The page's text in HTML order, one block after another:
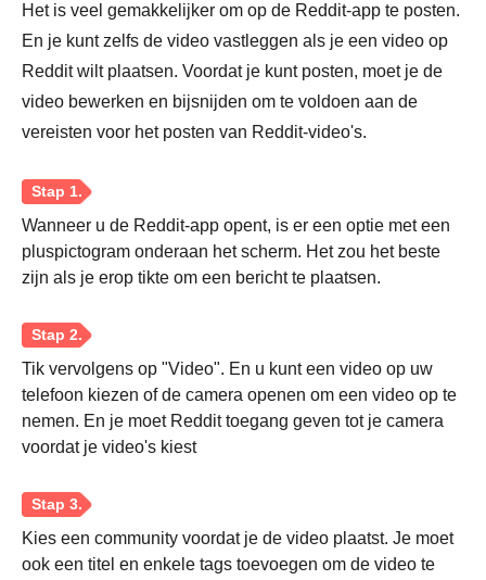
Het is veel gemakkelijker om op de Reddit-app te posten.
En je kunt zelfs de video vastleggen als je een video op
Reddit wilt plaatsen. Voordat je kunt posten, moet je de
video bewerken en bijsnijden om te voldoen aan de
vereisten voor het posten van Reddit-video's.
Wanneer u de Reddit-app opent, is er een optie met een
pluspictogram onderaan het scherm. Het zou het beste
zijn als je erop tikte om een bericht te plaatsen.
Tik vervolgens op "Video". En u kunt een video op uw
telefoon kiezen of de camera openen om een video op te
nemen. En je moet Reddit toegang geven tot je camera
voordat je video's kiest
Kies een community voordat je de video plaatst. Je moet
ook een titel en enkele tags toevoegen om de video te